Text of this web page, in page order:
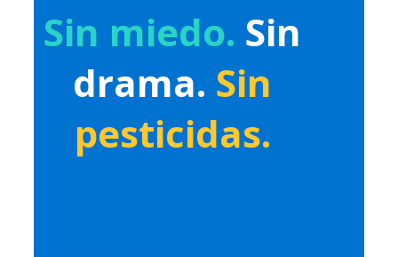
Sin miedo. Sin
drama. Sin
pesticidas.